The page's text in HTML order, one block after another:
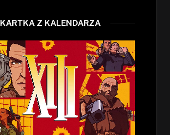
KARTKA Z KALENDARZA